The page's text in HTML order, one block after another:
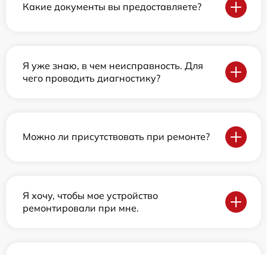
Какие документы вы предоставляете?
Я уже знаю, в чем неисправность. Для
чего проводить диагностику?
Можно ли присутствовать при ремонте?
Я хочу, чтобы мое устройство
ремонтировали при мне.